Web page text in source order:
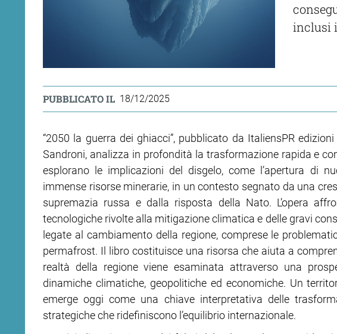
inclusi
PUBBLICATO IL 18/12/2025
“2050 la guerra dei ghiacci”, pubblicato da ItaliensPR
Sandroni, analizza in profondità la trasformazione rapida e
esplorano le implicazioni del disgelo, come l’apertura di
immense risorse minerarie, in un contesto segnato da una
supremazia russa e dalla risposta della Nato. L’opera
tecnologiche rivolte alla mitigazione climatica e delle gravi
legate al cambiamento della regione, comprese le
permafrost. Il libro costituisce una risorsa che aiuta a
realtà della regione viene esaminata attraverso una
dinamiche climatiche, geopolitiche ed economiche. Un
emerge oggi come una chiave interpretativa delle
strategiche che ridefiniscono l’equilibrio internazionale.